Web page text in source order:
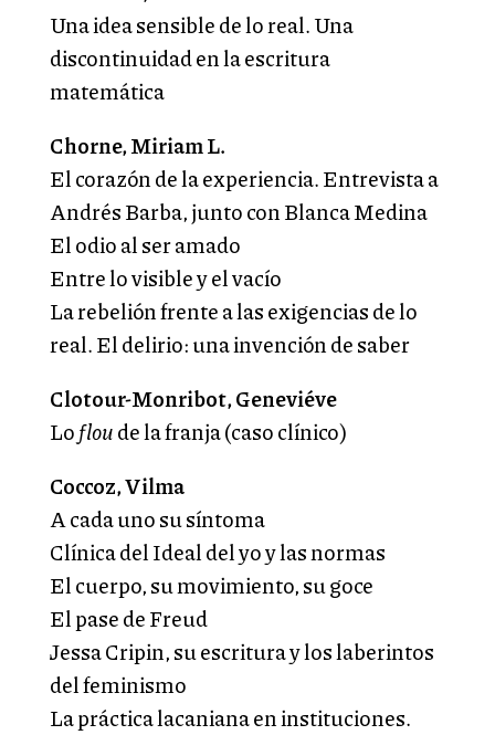
Una idea sensible de lo real. Una
discontinuidad en la escritura
matemática
Chorne, Miriam L.
El corazón de la experiencia. Entrevista a
Andrés Barba, junto con Blanca Medina
El odio al ser amado
Entre lo visible y el vacío
La rebelión frente a las exigencias de lo
real. El delirio: una invención de saber
Clotour-Monribot, Geneviéve
Lofloude la franja (caso clínico)
Coccoz, Vilma
A cada uno su síntoma
Clínica del Ideal del yo y las normas
El cuerpo, su movimiento, su goce
El pase de Freud
Jessa Cripin, su escritura y los laberintos
del feminismo
La práctica lacaniana en instituciones.